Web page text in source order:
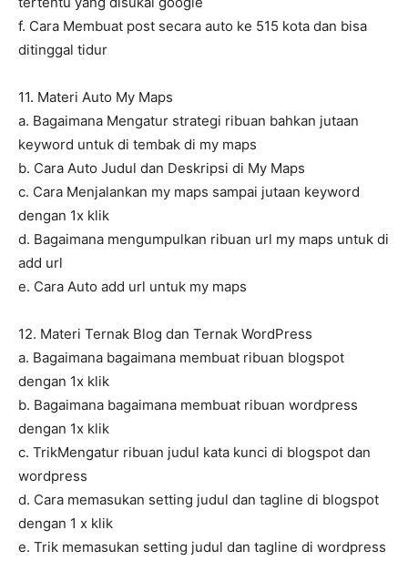
f. Cara Membuat post secara auto ke 515 kota dan bisa
ditinggal tidur
11. Materi Auto My Maps
a. Bagaimana Mengatur strategi ribuan bahkan jutaan
keyword untuk di tembak di my maps
b. Cara Auto Judul dan Deskripsi di My Maps
c. Cara Menjalankan my maps sampai jutaan keyword
dengan 1x klik
d. Bagaimana mengumpulkan ribuan url my maps untuk di
add url
e. Cara Auto add url untuk my maps
12. Materi Ternak Blog dan Ternak WordPress
a. Bagaimana bagaimana membuat ribuan blogspot
dengan 1x klik
b. Bagaimana bagaimana membuat ribuan wordpress
dengan 1x klik
c. TrikMengatur ribuan judul kata kunci di blogspot dan
wordpress
d. Cara memasukan setting judul dan tagline di blogspot
dengan 1 x klik
e. Trik memasukan setting judul dan tagline di wordpress